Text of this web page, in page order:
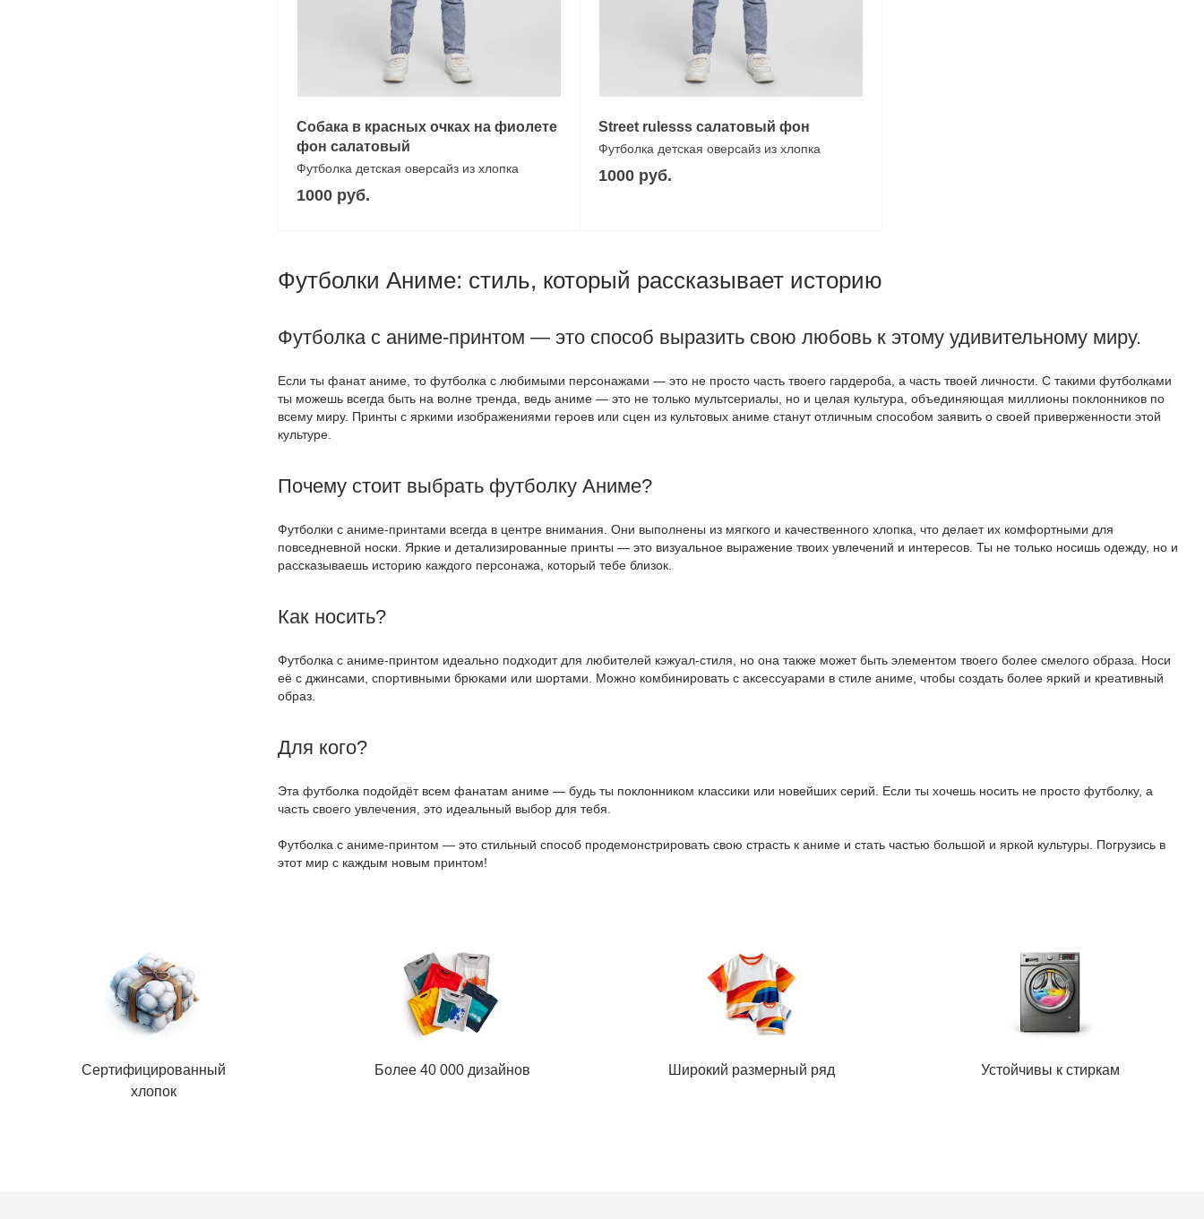
Собака в красных очках на фиолете
фон салатовый
Футболка детская оверсайз из хлопка
1000 руб.
Street rulesss салатовый фон
Футболка детская оверсайз из хлопка
1000 руб.
Футболки Аниме: стиль, который рассказывает историю
Футболка с аниме-принтом — это способ выразить свою любовь к этому удивительному миру.
Если ты фанат аниме, то футболка с любимыми персонажами — это не просто часть твоего гардероба, а часть твоей личности. С такими футболками
ты можешь всегда быть на волне тренда, ведь аниме — это не только мультсериалы, но и целая культура, объединяющая миллионы поклонников по
всему миру. Принты с яркими изображениями героев или сцен из культовых аниме станут отличным способом заявить о своей приверженности этой
культуре.
Почему стоит выбрать футболку Аниме?
Футболки с аниме-принтами всегда в центре внимания. Они выполнены из мягкого и качественного хлопка, что делает их комфортными для
повседневной носки. Яркие и детализированные принты — это визуальное выражение твоих увлечений и интересов. Ты не только носишь одежду, но и
рассказываешь историю каждого персонажа, который тебе близок.
Как носить?
Футболка с аниме-принтом идеально подходит для любителей кэжуал-стиля, но она также может быть элементом твоего более смелого образа. Носи
её с джинсами, спортивными брюками или шортами. Можно комбинировать с аксессуарами в стиле аниме, чтобы создать более яркий и креативный
образ.
Для кого?
Эта футболка подойдёт всем фанатам аниме — будь ты поклонником классики или новейших серий. Если ты хочешь носить не просто футболку, а
часть своего увлечения, это идеальный выбор для тебя.
Футболка с аниме-принтом — это стильный способ продемонстрировать свою страсть к аниме и стать частью большой и яркой культуры. Погрузись в
этот мир с каждым новым принтом!
Сертифицированный
хлопок
Более 40 000 дизайнов Широкий размерный ряд Устойчивы к стиркам